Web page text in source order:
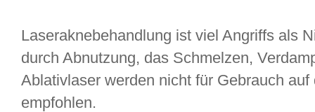
Laseraknebehandlung ist viel Angriffs als
durch Abnutzung, das Schmelzen,
Ablativlaser werden nicht für Gebrauch
empfohlen.